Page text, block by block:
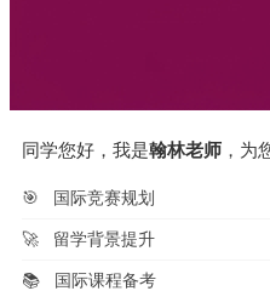
同学您好，我是翰林老师 ，为
🎯 国际竞赛规划
🚀 留学背景提升
📚 国际课程备考